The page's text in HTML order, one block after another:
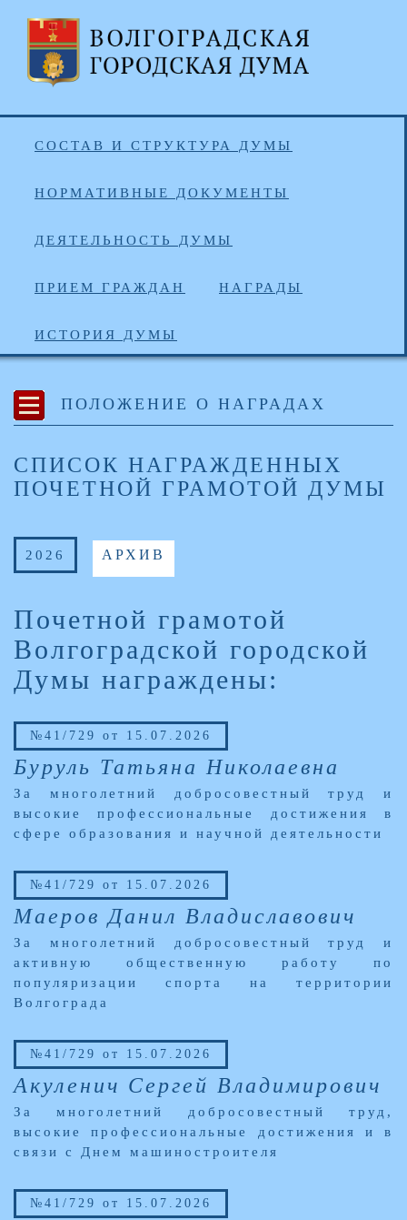
СОСТАВ И СТРУКТУРА ДУМЫ
НОРМАТИВНЫЕ ДОКУМЕНТЫ
ДЕЯТЕЛЬНОСТЬ ДУМЫ
ПРИЕМ ГРАЖДАН НАГРАДЫ
ИСТОРИЯ ДУМЫ
ПОЛОЖЕНИЕ О НАГРАДАХ
СПИСОК НАГРАЖДЕННЫХ
ПОЧЕТНОЙ ГРАМОТОЙ ДУМЫ
2026 АРХИВ
Почетной грамотой
Волгоградской городской
Думы награждены:
№41/729 от 15.07.2026
Буруль Татьяна Николаевна
За многолетний добросовестный труд и
высокие профессиональные достижения в
сфере образования и научной деятельности
№41/729 от 15.07.2026
Маеров Данил Владиславович
За многолетний добросовестный труд и
активную общественную работу по
популяризации спорта на территории
Волгограда
№41/729 от 15.07.2026
Акуленич Сергей Владимирович
За многолетний добросовестный труд,
высокие профессиональные достижения и в
связи с Днем машиностроителя
№41/729 от 15.07.2026